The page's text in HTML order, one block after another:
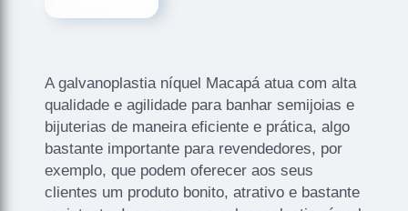
A galvanoplastia níquel Macapá atua com alta
qualidade e agilidade para banhar semijoias e
bijuterias de maneira eficiente e prática, algo
bastante importante para revendedores, por
exemplo, que podem oferecer aos seus
clientes um produto bonito, atrativo e bastante